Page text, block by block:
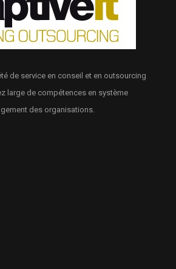
de service en conseil et en outsourcing
large de compétences en système
des organisations.